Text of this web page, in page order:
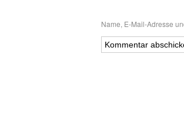
Name, E-Mail-Adresse